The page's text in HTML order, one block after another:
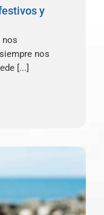
y
nos
nos
[...]